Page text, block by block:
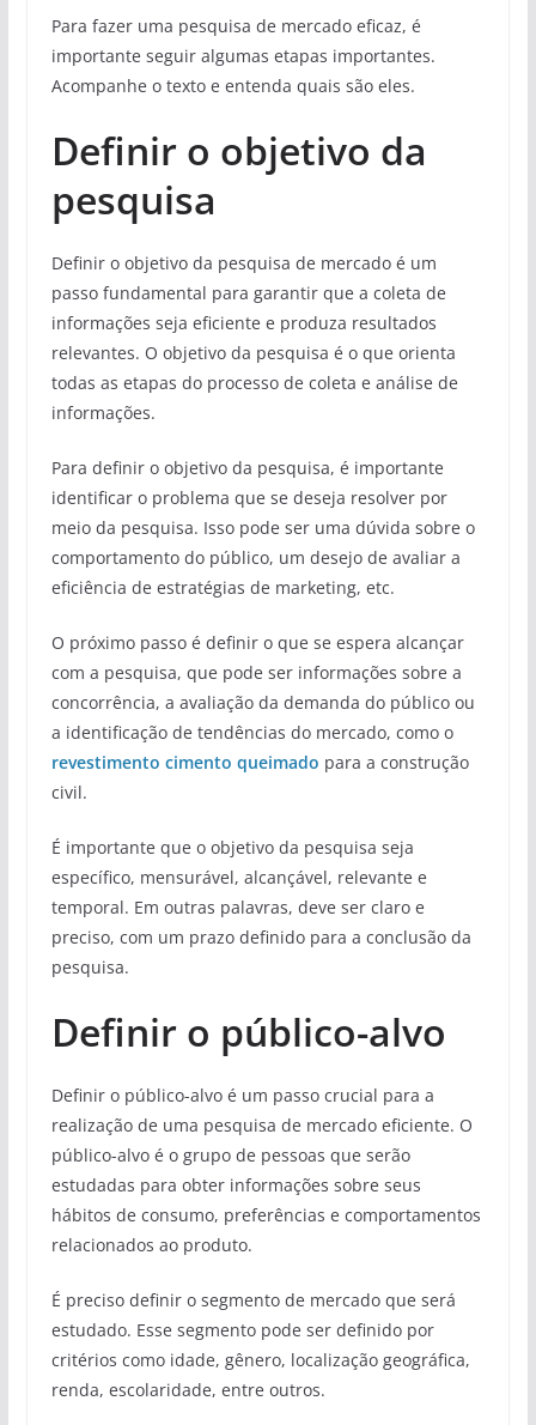
Para fazer uma pesquisa de mercado eficaz, é
importante seguir algumas etapas importantes.
Acompanhe o texto e entenda quais são eles.
Definir o objetivo da
pesquisa
Definir o objetivo da pesquisa de mercado é um
passo fundamental para garantir que a coleta de
informações seja eficiente e produza resultados
relevantes. O objetivo da pesquisa é o que orienta
todas as etapas do processo de coleta e análise de
informações.
Para definir o objetivo da pesquisa, é importante
identificar o problema que se deseja resolver por
meio da pesquisa. Isso pode ser uma dúvida sobre o
comportamento do público, um desejo de avaliar a
eficiência de estratégias de marketing, etc.
O próximo passo é definir o que se espera alcançar
com a pesquisa, que pode ser informações sobre a
concorrência, a avaliação da demanda do público ou
a identificação de tendências do mercado, como o
revestimento cimento queimado para a construção
civil.
É importante que o objetivo da pesquisa seja
específico, mensurável, alcançável, relevante e
temporal. Em outras palavras, deve ser claro e
preciso, com um prazo definido para a conclusão da
pesquisa.
Definir o público-alvo
Definir o público-alvo é um passo crucial para a
realização de uma pesquisa de mercado eficiente. O
público-alvo é o grupo de pessoas que serão
estudadas para obter informações sobre seus
hábitos de consumo, preferências e comportamentos
relacionados ao produto.
É preciso definir o segmento de mercado que será
estudado. Esse segmento pode ser definido por
critérios como idade, gênero, localização geográfica,
renda, escolaridade, entre outros.